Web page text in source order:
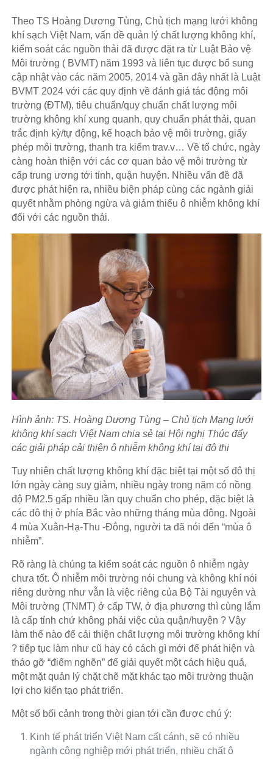
Theo TS Hoàng Dương Tùng, Chủ tịch mạng lưới không
khí sạch Việt Nam, vấn đề quản lý chất lượng không khí,
kiểm soát các nguồn thải đã được đặt ra từ Luật Bảo vệ
Môi trường ( BVMT) năm 1993 và liên tục được bổ sung
cập nhật vào các năm 2005, 2014 và gần đây nhất là Luật
BVMT 2024 với các quy định về đánh giá tác động môi
trường (ĐTM), tiêu chuẩn/quy chuẩn chất lượng môi
trường không khí xung quanh, quy chuẩn phát thải, quan
trắc định kỳ/tự động, kế hoạch bảo vệ môi trường, giấy
phép môi trường, thanh tra kiểm trav.v… Về tổ chức, ngày
càng hoàn thiện với các cơ quan bảo vệ môi trường từ
cấp trung ương tới tỉnh, quận huyện. Nhiều vấn đề đã
được phát hiện ra, nhiều biện pháp cùng các ngành giải
quyết nhằm phòng ngừa và giảm thiểu ô nhiễm không khí
đối với các nguồn thải.
Hình ảnh: TS. Hoàng Dương Tùng – Chủ tịch Mạng lưới
không khí sạch Việt Nam chia sẻ tại Hội nghị Thúc đẩy
các giải pháp cải thiện ô nhiễm không khí tại đô thị
Tuy nhiên chất lượng không khí đặc biệt tại một số đô thị
lớn ngày càng suy giảm, nhiều ngày trong năm có nồng
độ PM2.5 gấp nhiều lần quy chuẩn cho phép, đặc biệt là
các đô thị ở phía Bắc vào những tháng mùa đông. Ngoài
4 mùa Xuân-Hạ-Thu -Đông, người ta đã nói đến “mùa ô
nhiễm”.
Rõ ràng là chúng ta kiểm soát các nguồn ô nhiễm ngày
chưa tốt. Ô nhiễm môi trường nói chung và không khí nói
riêng dường như vẫn là việc riêng của Bộ Tài nguyên và
Môi trường (TNMT) ở cấp TW, ở địa phương thì cùng lắm
là cấp tỉnh chứ không phải việc của quận/huyện ? Vậy
làm thế nào để cải thiện chất lượng môi trường không khí
? tiếp tục làm như cũ hay có cách gì mới để phát hiện và
tháo gỡ “điểm nghẽn” để giải quyết một cách hiệu quả,
một mặt quản lý chặt chẽ mặt khác tạo môi trường thuận
lợi cho kiến tạo phát triển.
Một số bối cảnh trong thời gian tới cần được chú ý:
Kinh tế phát triển Việt Nam cất cánh, sẽ có nhiều
ngành công nghiệp mới phát triển, nhiều chất ô